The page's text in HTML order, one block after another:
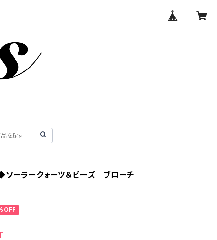
ーラークォーツ＆ビーズ ブローチ